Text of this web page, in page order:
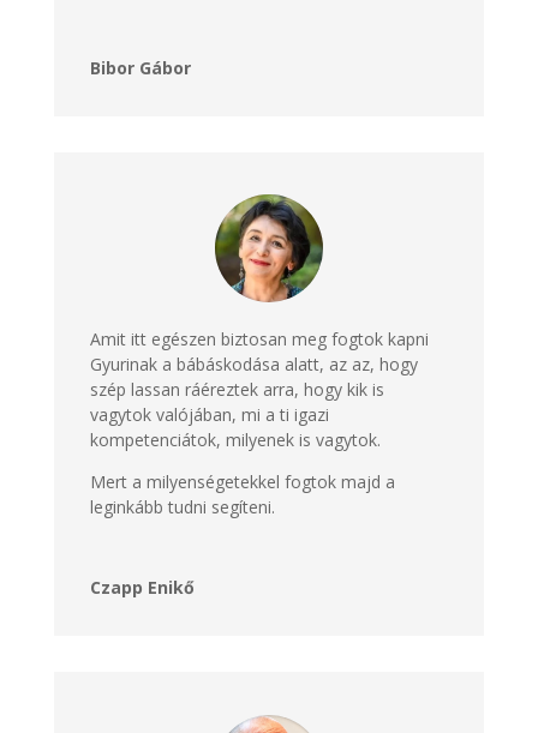
Bibor Gábor
Amit itt egészen biztosan meg fogtok kapni
Gyurinak a bábáskodása alatt, az az, hogy
szép lassan ráéreztek arra, hogy kik is
vagytok valójában, mi a ti igazi
kompetenciátok, milyenek is vagytok.
Mert a milyenségetekkel fogtok majd a
leginkább tudni segíteni.
Czapp Enikő